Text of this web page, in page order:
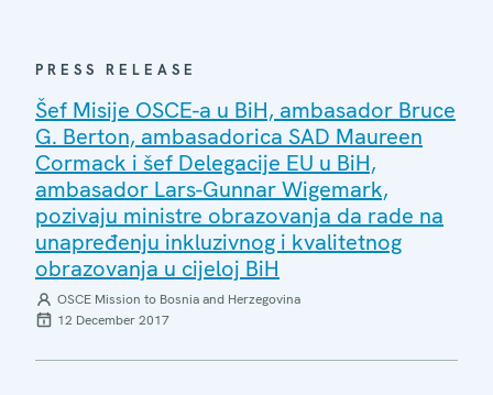
PRESS RELEASE
Šef Misije OSCE-a u BiH, ambasador Bruce
G. Berton, ambasadorica SAD Maureen
Cormack i šef Delegacije EU u BiH,
ambasador Lars-Gunnar Wigemark,
pozivaju ministre obrazovanja da rade na
unapređenju inkluzivnog i kvalitetnog
obrazovanja u cijeloj BiH
OSCE Mission to Bosnia and Herzegovina
12 December 2017